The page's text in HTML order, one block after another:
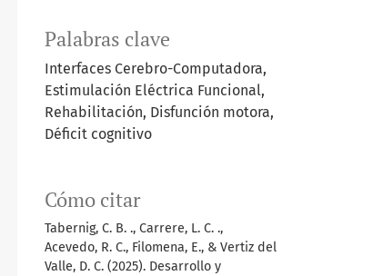
Palabras clave
Interfaces Cerebro-Computadora,
Estimulación Eléctrica Funcional,
Rehabilitación, Disfunción motora,
Déficit cognitivo
Cómo citar
Tabernig, C. B. ., Carrere, L. C. .,
Acevedo, R. C., Filomena, E., & Vertiz del
Valle, D. C. (2025). Desarrollo y